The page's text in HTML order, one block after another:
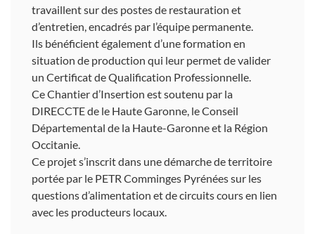
travaillent sur des postes de restauration et
d’entretien, encadrés par l’équipe permanente.
Ils bénéficient également d’une formation en
situation de production qui leur permet de valider
un Certificat de Qualification Professionnelle.
Ce Chantier d’Insertion est soutenu par la
DIRECCTE de le Haute Garonne, le Conseil
Départemental de la Haute-Garonne et la Région
Occitanie.
Ce projet s’inscrit dans une démarche de territoire
portée par le PETR Comminges Pyrénées sur les
questions d’alimentation et de circuits cours en lien
avec les producteurs locaux.